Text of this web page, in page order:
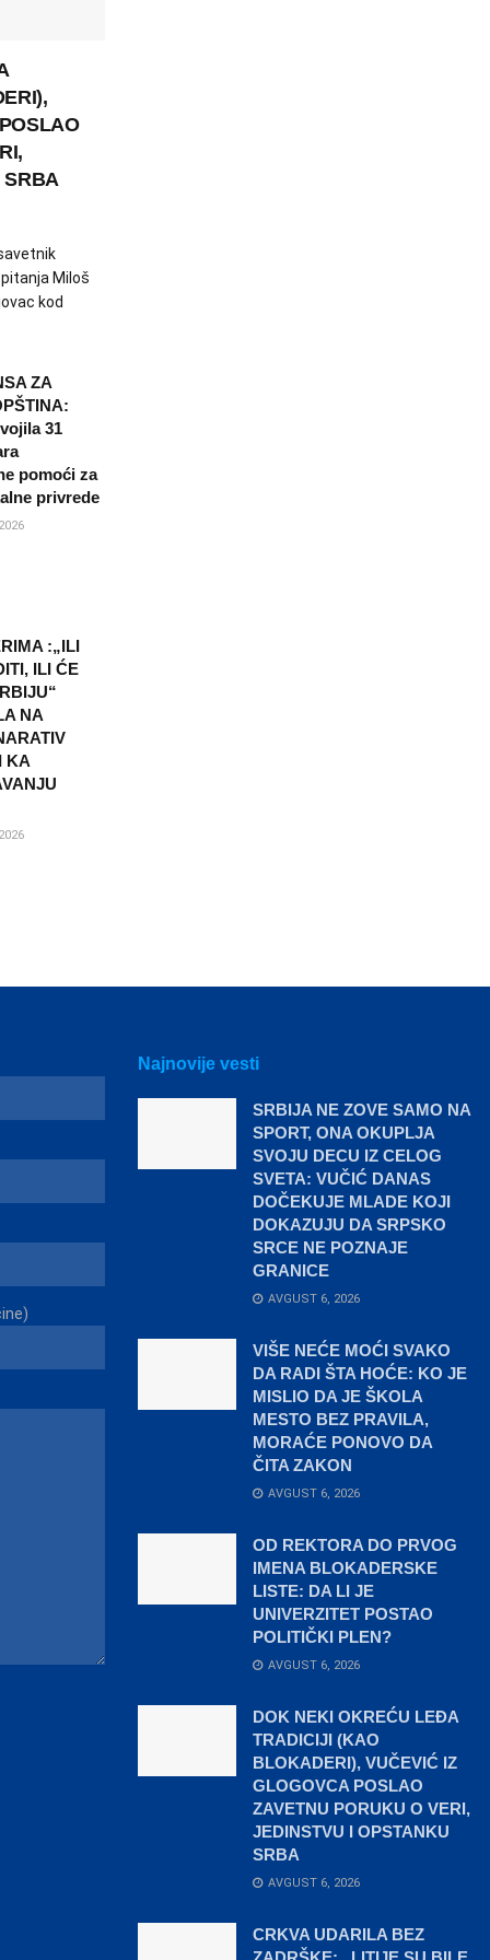
SRBA
Miloš
kod
ZA
31
pomoći za
privrede
:„ILI
ILI ĆE
NA
KA
Najnovije vesti
SRBIJA NE ZOVE SAMO NA
SPORT, ONA OKUPLJA
SVOJU DECU IZ CELOG
SVETA: VUČIĆ DANAS
DOČEKUJE MLADE KOJI
DOKAZUJU DA SRPSKO
SRCE NE POZNAJE
GRANICE
AVGUST 6, 2026
VIŠE NEĆE MOĆI SVAKO
DA RADI ŠTA HOĆE: KO JE
MISLIO DA JE ŠKOLA
MESTO BEZ PRAVILA,
MORAĆE PONOVO DA
ČITA ZAKON
AVGUST 6, 2026
OD REKTORA DO PRVOG
IMENA BLOKADERSKE
LISTE: DA LI JE
UNIVERZITET POSTAO
POLITIČKI PLEN?
AVGUST 6, 2026
DOK NEKI OKREĆU LEĐA
TRADICIJI (KAO
BLOKADERI), VUČEVIĆ IZ
GLOGOVCA POSLAO
ZAVETNU PORUKU O VERI,
JEDINSTVU I OPSTANKU
SRBA
AVGUST 6, 2026
CRKVA UDARILA BEZ